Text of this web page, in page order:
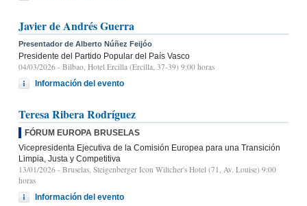
Javier de Andrés Guerra
Presentador de Alberto Núñez Feijóo
Presidente del Partido Popular del País Vasco
04/03/2026 - Bilbao, Hotel Ercilla (Ercilla, 37-39) 9:00 horas
Información del evento
Teresa Ribera Rodríguez
FÓRUM EUROPA BRUSELAS
Vicepresidenta Ejecutiva de la Comisión Europea para una Transición
Limpia, Justa y Competitiva
13/01/2026 - Bruselas, Steigenberger Icon Wiltcher's Hotel (71, Av. Louise) 9:00
horas
Información del evento